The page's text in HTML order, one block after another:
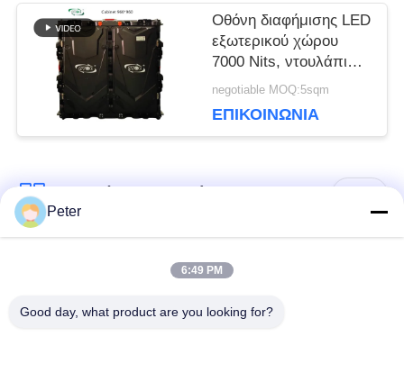
ΙΣΤΌΤΟΠΟΥ
ΠΟΛΙΤΙΚΉ
ΜΥΣΤΙΚΌΤΗΤΑΣ
Οθόνη διαφήμισης LED
εξωτερικού χώρου
7000 Nits, ντουλάπι
960x960mm, 23KG
negotiable MOQ:5sqm
ΕΠΙΚΟΙΝΩΝΊΑ
Λαϊκή κατηγορία
Εσωτερική οθόνη
Peter
6:49 PM
Good day, what product are you looking for?